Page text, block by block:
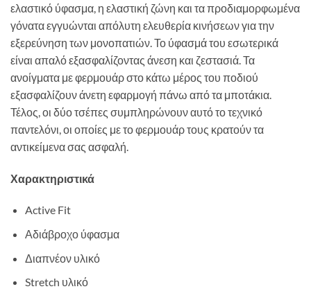
ελαστικό ύφασμα, η ελαστική ζώνη και τα προδιαμορφωμένα
γόνατα εγγυώνται απόλυτη ελευθερία κινήσεων για την
εξερεύνηση των μονοπατιών. Το ύφασμά του εσωτερικά
είναι απαλό εξασφαλίζοντας άνεση και ζεστασιά. Τα
ανοίγματα με φερμουάρ στο κάτω μέρος του ποδιού
εξασφαλίζουν άνετη εφαρμογή πάνω από τα μποτάκια.
Τέλος, οι δύο τσέπες συμπληρώνουν αυτό το τεχνικό
παντελόνι, οι οποίες με το φερμουάρ τους κρατούν τα
αντικείμενα σας ασφαλή.
Χαρακτηριστικά
Active Fit
Αδιάβροχο ύφασμα
Διαπνέον υλικό
Stretch υλικό